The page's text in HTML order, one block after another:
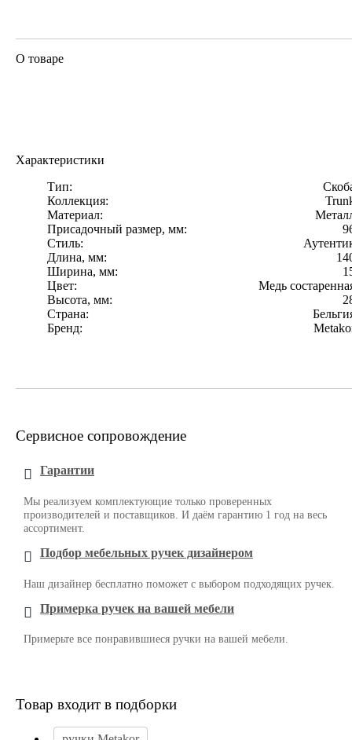
О товаре
Характеристики
Тип:
Коллекция:
Материал:
Присадочный размер, мм:
Стиль:
Длина, мм:
Ширина, мм:
Цвет:
Медь
Высота, мм:
Страна:
Бренд:
Сервисное сопровождение
Гарантии
Мы реализуем комплектующие только проверенных
производителей и поставщиков. И даём гарантию 1 год на весь
ассортимент.
Подбор мебельных ручек дизайнером
Наш дизайнер бесплатно поможет с выбором подходящих ручек.
Примерка ручек на вашей мебели
Примерьте все понравившиеся ручки на вашей мебели.
Товар входит в подборки